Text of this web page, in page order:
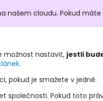
našem cloudu. Pokud
možnost nastavit, jestli
.
pokud je smažete v jedné.
společnosti. Pokud toto